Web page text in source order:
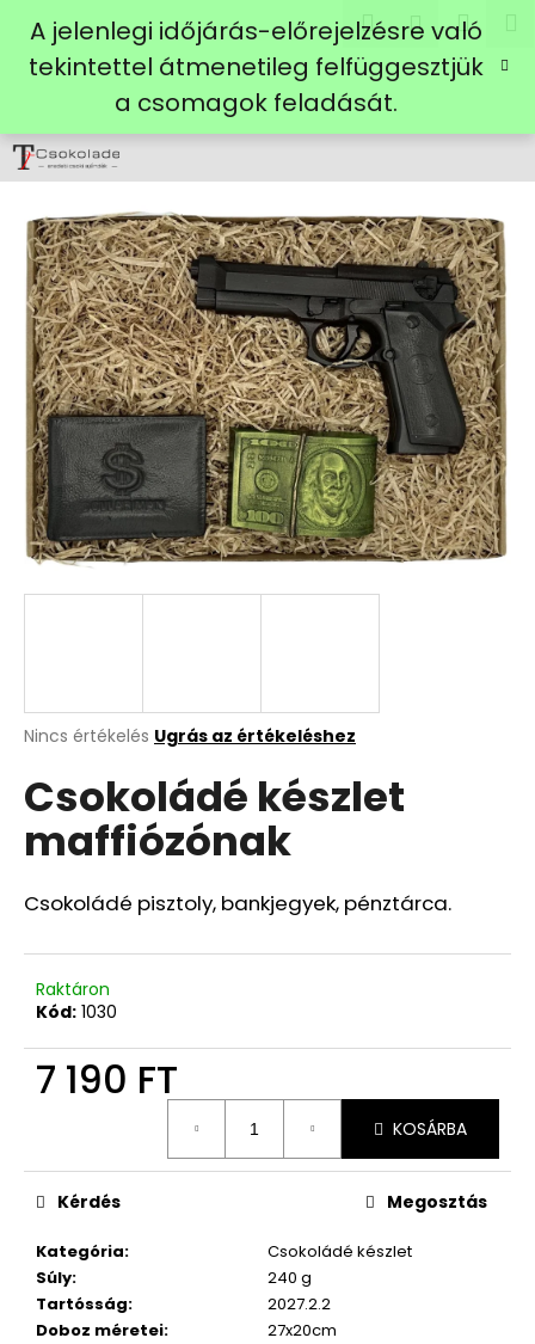
tartalomhoz
A jelenlegi időjárás-előrejelzésre való
tekintettel átmenetileg felfüggesztjük
a csomagok feladását.
Keresés
A
átlagos
értékelése
ből
csillag.
Nincs értékelés Ugrás az értékeléshez
Csokoládé készlet
maffiózónak
Csokoládé pisztoly, bankjegyek, pénztárca.
Raktáron
Kód: 1030
7 190 FT
KOSÁRBA
Kategória:
Csokoládé készlet
Súly:
240 g
Tartósság:
2027.2.2
Doboz méretei: 27x20cm
Kérdés Megosztás
r
Vissza
Vissza
M
i
t
k
e
r
e
s
?
KERESÉS
A
l
j
k